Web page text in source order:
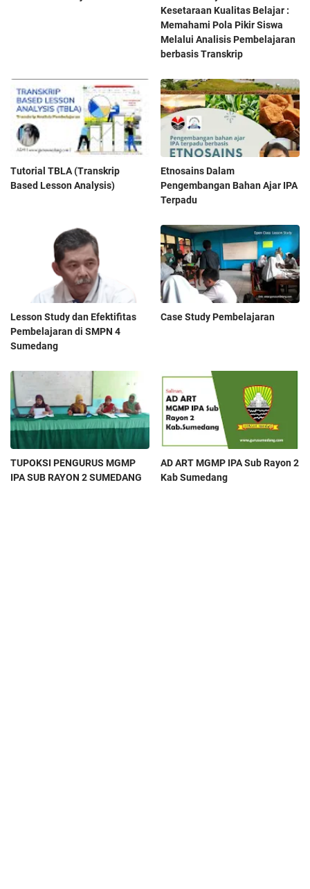
Kesetaraan Kualitas Belajar :
Memahami Pola Pikir Siswa
Melalui Analisis Pembelajaran
berbasis Transkrip
Tutorial TBLA (Transkrip
Based Lesson Analysis)
Etnosains Dalam
Pengembangan Bahan Ajar IPA
Terpadu
Lesson Study dan Efektifitas
Pembelajaran di SMPN 4
Sumedang
Case Study Pembelajaran
TUPOKSI PENGURUS MGMP
IPA SUB RAYON 2 SUMEDANG
AD ART MGMP IPA Sub Rayon 2
Kab Sumedang